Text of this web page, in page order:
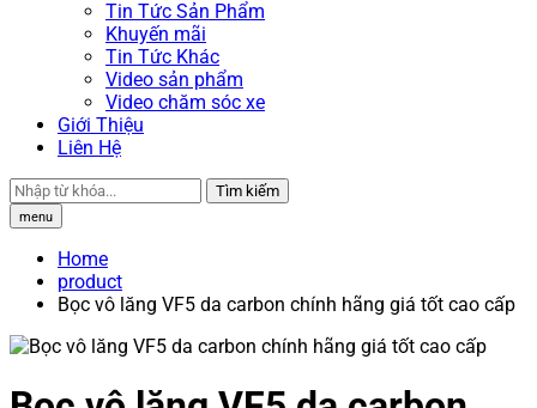
Tin Tức Sản Phẩm
Khuyến mãi
Tin Tức Khác
Video sản phẩm
Video chăm sóc xe
Giới Thiệu
Liên Hệ
Tìm kiếm
menu
Home
product
Bọc vô lăng VF5 da carbon chính hãng giá tốt cao cấp